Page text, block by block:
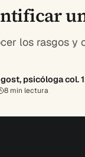
los rasgos y
psicóloga col.
8 min lectura